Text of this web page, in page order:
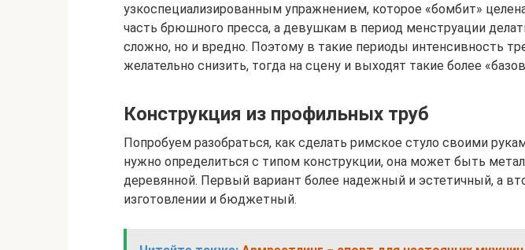
узкоспециализированным упражнением, которое «бомбит»
часть брюшного пресса, а девушкам в период менструации
сложно, но и вредно. Поэтому в такие периоды интенсивность
желательно снизить, тогда на сцену и выходят такие более
Конструкция из профильных труб
Попробуем разобраться, как сделать римское стуло своими
нужно определиться с типом конструкции, она может быть
деревянной. Первый вариант более надежный и эстетичный, а
изготовлении и бюджетный.